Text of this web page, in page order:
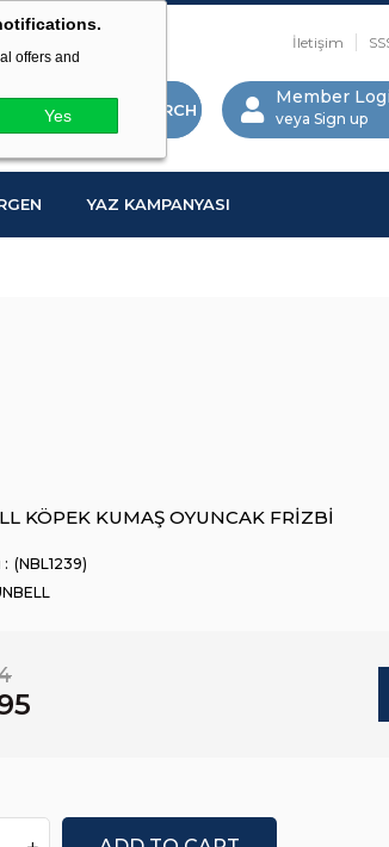
offers and
Yes
İletişim
Member
Sign up
YAZ KAMPANYASI
KÖPEK KUMAŞ OYUNCAK FRİZBİ
(NBL1239)